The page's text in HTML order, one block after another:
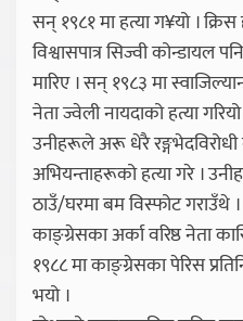
सन् १९८१ मा हत्या ग¥यो ।
विश्वासपात्र सिज्वी कोन्डायल
मारिए । सन् १९८३ मा
नेता ज्वेली नायदाको हत्या
उनीहरूले अरू धेरै रङ्गभेदविरोधी
अभियन्ताहरूको हत्या गरे ।
ठाउँ/घरमा बम विस्फोट गराउँथे
काङ्ग्रेसका अर्का वरिष्ठ नेता
१९८८ मा काङ्ग्रेसका पेरिस
भयो ।